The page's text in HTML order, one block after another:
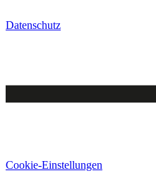
Datenschutz
Cookie-Einstellungen